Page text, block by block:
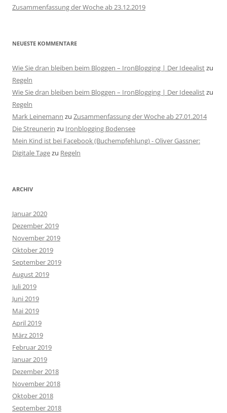
Zusammenfassung der Woche ab 23.12.2019
NEUESTE KOMMENTARE
Wie Sie dran bleiben beim Bloggen – IronBlogging | Der Ideealistzu
Regeln
Wie Sie dran bleiben beim Bloggen – IronBlogging | Der Ideealistzu
Regeln
Mark Leinemann zu Zusammenfassung der Woche ab 27.01.2014
Die Streunerin zu Ironblogging Bodensee
Mein Kind ist bei Facebook (Buchempfehlung) - Oliver Gassner:
Digitale Tagezu Regeln
ARCHIV
Januar 2020
Dezember 2019
November 2019
Oktober 2019
September 2019
August 2019
Juli 2019
Juni 2019
Mai 2019
April 2019
März 2019
Februar 2019
Januar 2019
Dezember 2018
November 2018
Oktober 2018
September 2018